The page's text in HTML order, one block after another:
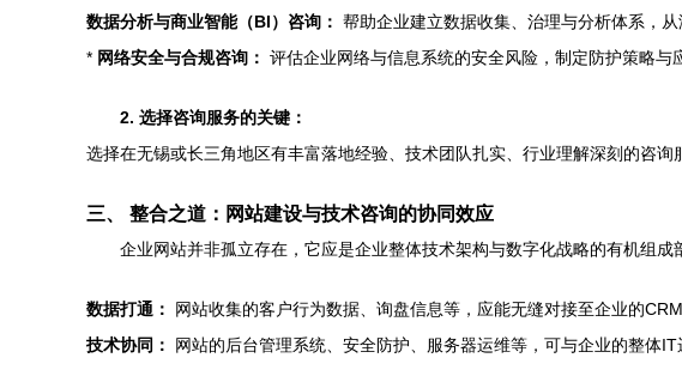
数据分析与商业智能（BI）咨询： 帮助企业建立数据收集、治理与分析体系，
* 网络安全与合规咨询： 评估企业网络与信息系统的安全风险，制定防护策略与
2. 选择咨询服务的关键：
选择在无锡或长三角地区有丰富落地经验、技术团队扎实、行业理解深刻的咨
三、 整合之道：网站建设与技术咨询的协同效应
企业网站并非孤立存在，它应是企业整体技术架构与数字化战略的有机组成
数据打通：
网站收集的客户行为数据、询盘信息等，应能无缝对接至企业的
技术协同：
网站的后台管理系统、安全防护、服务器运维等，可与企业的整体